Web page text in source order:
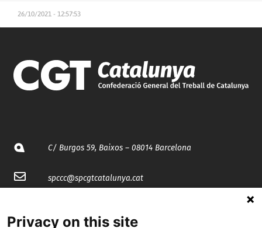
26/10/2021 - 12:57:53
C/ Burgos 59, Baixos – 08014 Barcelona
spccc@spcgtcatalunya.cat
Privacy on this site